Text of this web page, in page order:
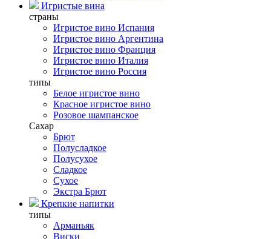
Игристые вина
страны
Игристое вино Испания
Игристое вино Аргентина
Игристое вино Франция
Игристое вино Италия
Игристое вино Россия
типы
Белое игристое вино
Красное игристое вино
Розовое шампанское
Сахар
Брют
Полусладкое
Полусухое
Сладкое
Сухое
Экстра Брют
Крепкие напитки
типы
Арманьяк
Виски